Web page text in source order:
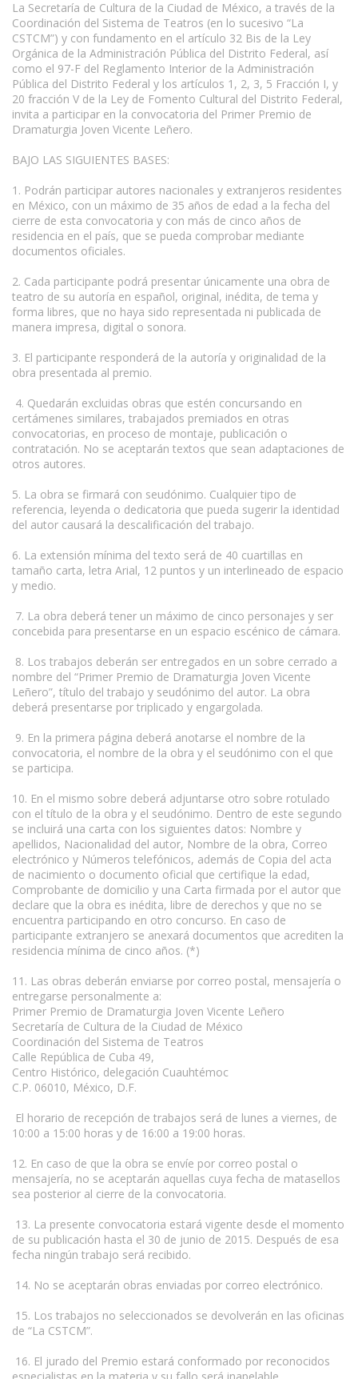
La Secretaría de Cultura de la Ciudad de México, a través de la
Coordinación del Sistema de Teatros (en lo sucesivo “La
CSTCM”) y con fundamento en el artículo 32 Bis de la Ley
Orgánica de la Administración Pública del Distrito Federal, así
como el 97-F del Reglamento Interior de la Administración
Pública del Distrito Federal y los artículos 1, 2, 3, 5 Fracción I, y
20 fracción V de la Ley de Fomento Cultural del Distrito Federal,
invita a participar en la convocatoria del Primer Premio de
Dramaturgia Joven Vicente Leñero.
BAJO LAS SIGUIENTES BASES:
1. Podrán participar autores nacionales y extranjeros residentes
en México, con un máximo de 35 años de edad a la fecha del
cierre de esta convocatoria y con más de cinco años de
residencia en el país, que se pueda comprobar mediante
documentos oficiales.
2. Cada participante podrá presentar únicamente una obra de
teatro de su autoría en español, original, inédita, de tema y
forma libres, que no haya sido representada ni publicada de
manera impresa, digital o sonora.
3. El participante responderá de la autoría y originalidad de la
obra presentada al premio.
4. Quedarán excluidas obras que estén concursando en
certámenes similares, trabajados premiados en otras
convocatorias, en proceso de montaje, publicación o
contratación. No se aceptarán textos que sean adaptaciones de
otros autores.
5. La obra se firmará con seudónimo. Cualquier tipo de
referencia, leyenda o dedicatoria que pueda sugerir la identidad
del autor causará la descalificación del trabajo.
6. La extensión mínima del texto será de 40 cuartillas en
tamaño carta, letra Arial, 12 puntos y un interlineado de espacio
y medio.
7. La obra deberá tener un máximo de cinco personajes y ser
concebida para presentarse en un espacio escénico de cámara.
8. Los trabajos deberán ser entregados en un sobre cerrado a
nombre del “Primer Premio de Dramaturgia Joven Vicente
Leñero”, título del trabajo y seudónimo del autor. La obra
deberá presentarse por triplicado y engargolada.
9. En la primera página deberá anotarse el nombre de la
convocatoria, el nombre de la obra y el seudónimo con el que
se participa.
10. En el mismo sobre deberá adjuntarse otro sobre rotulado
con el título de la obra y el seudónimo. Dentro de este segundo
se incluirá una carta con los siguientes datos: Nombre y
apellidos, Nacionalidad del autor, Nombre de la obra, Correo
electrónico y Números telefónicos, además de Copia del acta
de nacimiento o documento oficial que certifique la edad,
Comprobante de domicilio y una Carta firmada por el autor que
declare que la obra es inédita, libre de derechos y que no se
encuentra participando en otro concurso. En caso de
participante extranjero se anexará documentos que acrediten la
residencia mínima de cinco años. (*)
11. Las obras deberán enviarse por correo postal, mensajería o
entregarse personalmente a:
Primer Premio de Dramaturgia Joven Vicente Leñero
Secretaría de Cultura de la Ciudad de México
Coordinación del Sistema de Teatros
Calle República de Cuba 49,
Centro Histórico, delegación Cuauhtémoc
C.P. 06010, México, D.F.
El horario de recepción de trabajos será de lunes a viernes, de
10:00 a 15:00 horas y de 16:00 a 19:00 horas.
12. En caso de que la obra se envíe por correo postal o
mensajería, no se aceptarán aquellas cuya fecha de matasellos
sea posterior al cierre de la convocatoria.
13. La presente convocatoria estará vigente desde el momento
de su publicación hasta el 30 de junio de 2015. Después de esa
fecha ningún trabajo será recibido.
14. No se aceptarán obras enviadas por correo electrónico.
15. Los trabajos no seleccionados se devolverán en las oficinas
de “La CSTCM”.
16. El jurado del Premio estará conformado por reconocidos
especialistas en la materia y su fallo será inapelable.